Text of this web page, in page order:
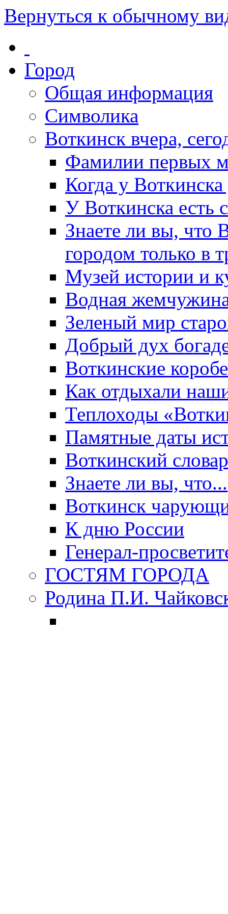
Вернуться к обычному
Город
Общая информация
Символика
Воткинск вчера,
Фамилии первых
Когда у
У Воткинска есть
Знаете ли вы, что
городом только в
Музей истории и
Водная
Зеленый мир
Добрый дух
Воткинские
Как отдыхали
Теплоходы
Памятные даты
Воткинский
Знаете ли вы, что...
Воткинск
К дню России
Генерал-
ГОСТЯМ ГОРОДА
Родина П.И.